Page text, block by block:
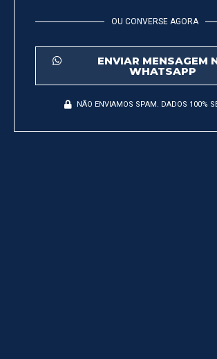
OU CONVERSE AGORA
ENVIAR MENSAGEM
WHATSAPP
NÃO ENVIAMOS SPAM. DADOS 100%